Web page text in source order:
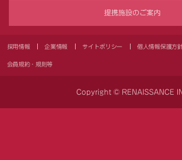
提携施設のご案内
採用情報 企業情報 サイトポリシー 個人情報保護方
会員規約・規則等
Copyright © RENAISSANCE